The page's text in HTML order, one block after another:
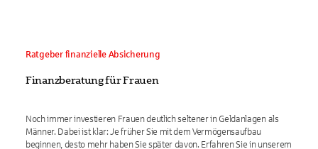
Ratgeber finanzielle Absicherung
Finanzberatung für Frauen
Noch immer investieren Frauen deutlich seltener in Geldanlagen als
Männer. Dabei ist klar: Je früher Sie mit dem Vermögensaufbau
beginnen, desto mehr haben Sie später davon. Erfahren Sie in unserem